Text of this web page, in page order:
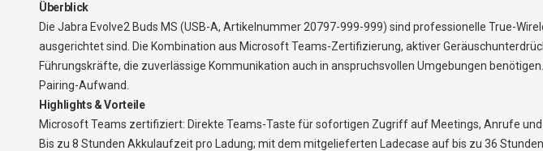
Überblick
Die Jabra Evolve2 Buds MS (USB-A, Artikelnummer 20797-999-999) sind professionelle True-
ausgerichtet sind. Die Kombination aus Microsoft Teams-Zertifizierung, aktiver
Führungskräfte, die zuverlässige Kommunikation auch in anspruchsvollen Umgebungen
Pairing-Aufwand.
Highlights & Vorteile
Microsoft Teams zertifiziert: Direkte Teams-Taste für sofortigen Zugriff auf Meetings, Anrufe
Bis zu 8 Stunden Akkulaufzeit pro Ladung; mit dem mitgelieferten Ladecase auf bis zu 36